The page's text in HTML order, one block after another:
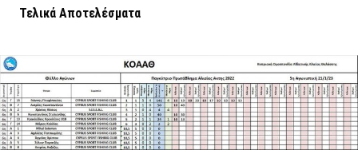
Τελικά Αποτελέσματα